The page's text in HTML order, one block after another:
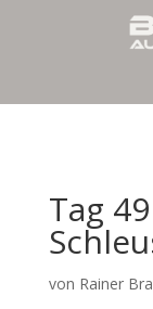
Tag
von Rainer